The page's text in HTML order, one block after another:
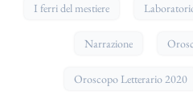
I ferri del mestiere
Narrazione
Oroscopo Letterario 2020